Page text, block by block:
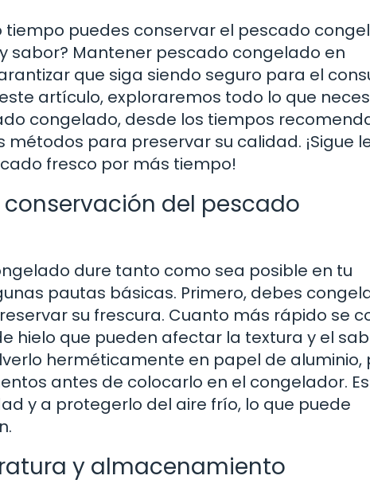
puedes conservar el pescado
sabor? Mantener pescado congelado en
que siga siendo seguro para el
artículo, exploraremos todo lo que
congelado, desde los tiempos
para preservar su calidad. ¡Sigue
fresco por más tiempo!
del pescado
dure tanto como sea posible en tu
pautas básicas. Primero, debes
su frescura. Cuanto más rápido se
hielo que pueden afectar la textura y el
herméticamente en papel de aluminio,
antes de colocarlo en el congelador.
y a protegerlo del aire frío, lo que puede
y almacenamiento